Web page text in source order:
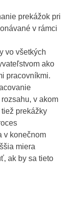
prekážok pri
v rámci
vo všetkých
ako
pracovníkmi.
v akom
prekážky
v konečnom
miera
ak by sa tieto